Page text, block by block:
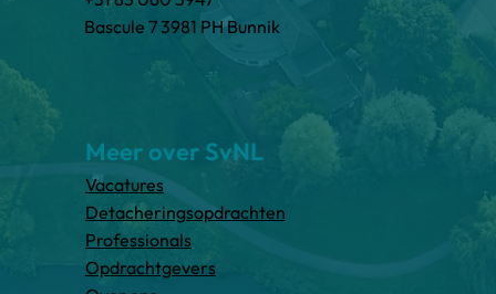
Bascule 7 3981 PH Bunnik
Meer over SvNL
Vacatures
Detacheringsopdrachten
Professionals
Opdrachtgevers